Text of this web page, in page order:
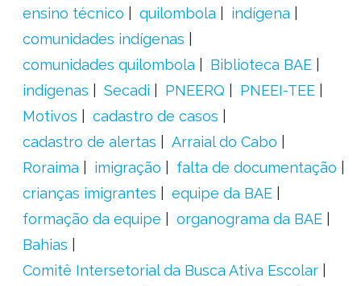
ensino técnico
quilombola
indígena
comunidades indígenas
comunidades quilombola
Biblioteca BAE
indígenas
Secadi PNEERQ
PNEEI-TEE
Motivos
cadastro de casos
cadastro de alertas
Arraial do Cabo
Roraima
imigração
falta de documentação
crianças imigrantes
equipe da BAE
formação da equipe
organograma da BAE
Bahias
Comitê Intersetorial da Busca Ativa Escolar